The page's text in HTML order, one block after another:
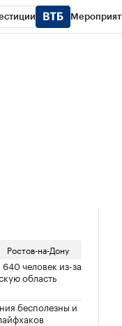
Ростов-на-Дону
человек из-за
область
бесполезны и